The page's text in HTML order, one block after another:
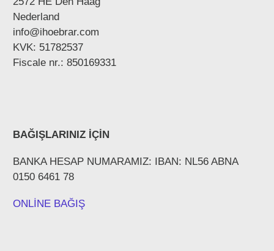
Nederland
info@ihoebrar.com
KVK: 51782537
Fiscale nr.: 850169331
BAĞIŞLARINIZ İÇİN
BANKA HESAP NUMARAMIZ: IBAN: NL56 ABNA
0150 6461 78
ONLİNE BAĞIŞ